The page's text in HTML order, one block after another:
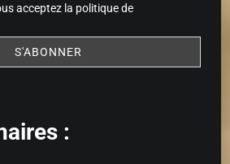
acceptez la politique de
: